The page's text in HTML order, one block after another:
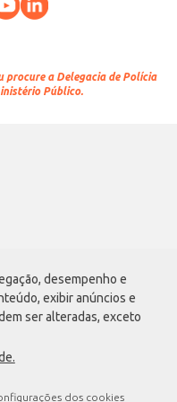
desempenho e
exibir anúncios e
ser alteradas, exceto
dos cookies
procure a Delegacia de Polícia
Público.
Maria, São Paulo - SP | CEP
0001-09
e jurídicos: